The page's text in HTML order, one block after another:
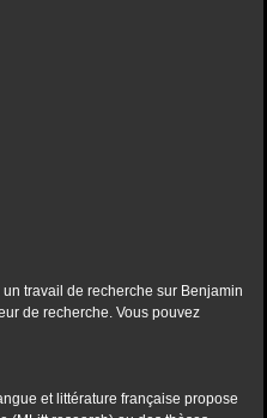
travail de recherche sur Benjamin
de recherche. Vous pouvez
et littérature française propose